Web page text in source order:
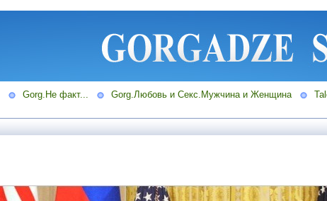
Gorg.Не факт... Gorg.Любовь и Секс.Мужчина и Женщина